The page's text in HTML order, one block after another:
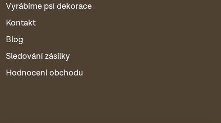
Vyrábíme psí dekorace
Kontakt
Blog
Sledování zásilky
Hodnocení obchodu